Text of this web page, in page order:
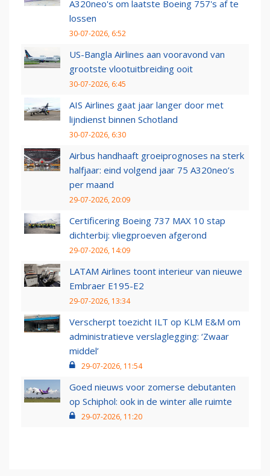
A320neo's om laatste Boeing 757's af te
lossen
30-07-2026, 6:52
US-Bangla Airlines aan vooravond van
grootste vlootuitbreiding ooit
30-07-2026, 6:45
AIS Airlines gaat jaar langer door met
lijndienst binnen Schotland
30-07-2026, 6:30
Airbus handhaaft groeiprognoses na sterk
halfjaar: eind volgend jaar 75 A320neo’s
per maand
29-07-2026, 20:09
Certificering Boeing 737 MAX 10 stap
dichterbij: vliegproeven afgerond
29-07-2026, 14:09
LATAM Airlines toont interieur van nieuwe
Embraer E195-E2
29-07-2026, 13:34
Verscherpt toezicht ILT op KLM E&M om
administratieve verslaglegging: ‘Zwaar
middel’
29-07-2026, 11:54
Goed nieuws voor zomerse debutanten
op Schiphol: ook in de winter alle ruimte
29-07-2026, 11:20